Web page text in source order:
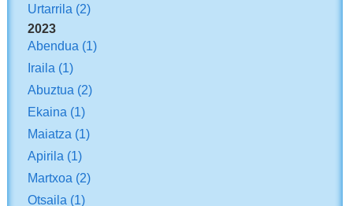
Urtarrila (2)
2023
Abendua (1)
Iraila (1)
Abuztua (2)
Ekaina (1)
Maiatza (1)
Apirila (1)
Martxoa (2)
Otsaila (1)